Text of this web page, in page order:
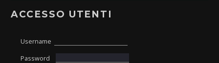
ACCESSO UTENTI
Username
Password